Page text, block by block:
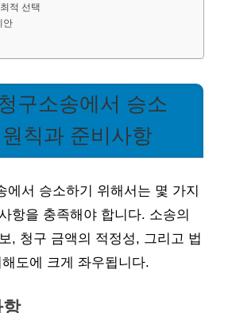
적 선택
안
구소송에서 승소
칙과 준비사항
에서 승소하기 위해서는 몇 가지
항을 충족해야 합니다. 소송의
, 청구 금액의 적정성, 그리고 법
도에 크게 좌우됩니다.